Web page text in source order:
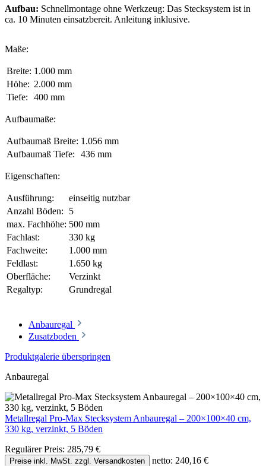
Aufbau: Schnellmontage ohne Werkzeug: Das Stecksystem ist in
ca. 10 Minuten einsatzbereit. Anleitung inklusive.
Maße:
Breite: 1.000 mm
Höhe: 2.000 mm
Tiefe:
400 mm
Aufbaumaße:
Aufbaumaß Breite: 1.056 mm
Aufbaumaß Tiefe:
436 mm
Eigenschaften:
Ausführung:
einseitig nutzbar
Anzahl Böden:
5
max. Fachhöhe: 500 mm
Fachlast:
330 kg
Fachweite:
1.000 mm
Feldlast:
1.650 kg
Oberfläche:
Verzinkt
Regaltyp:
Grundregal
Anbauregal
Zusatzboden
Produktgalerie überspringen
Anbauregal
Metallregal Pro-Max Stecksystem Anbauregal – 200×100×40 cm,
330 kg, verzinkt, 5 Böden
Regulärer Preis: 285,79 €
Preise inkl. MwSt. zzgl. Versandkosten netto: 240,16 €